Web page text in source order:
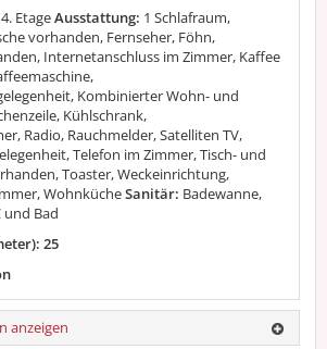
4. EtageAusstattung: 1 Schlafraum,
vorhanden, Fernseher, Föhn,
Internetanschluss im Zimmer, Kaffee
Kombinierter Wohn- und
Kühlschrank,
Radio, Rauchmelder, Satelliten TV,
Telefon im Zimmer, Tisch- und
Toaster, Weckeinrichtung,
WohnkücheSanitär: Badewanne,
und Bad
25
anzeigen